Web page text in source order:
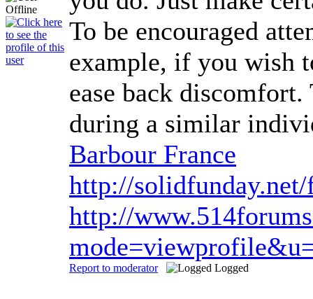
To be encouraged
example, if you wish
ease back
during a similar
Barbour France
http://
http://
Report to moderator Logged